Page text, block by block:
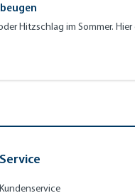
Hitzschlag im Sommer.
Service
Kundenservice